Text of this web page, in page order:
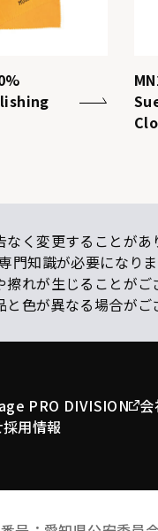
く変更することがあ
知識が必要になり
れが生じることが
色が異なる場合がご
PRO DIVISION 会
採用情報